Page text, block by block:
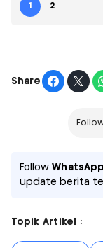
1 2
Share
Follow
update berita
Topik Artikel :